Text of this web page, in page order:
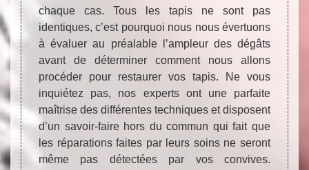
chaque cas. Tous les tapis ne sont pas
identiques, c’est pourquoi nous nous évertuons
à évaluer au préalable l’ampleur des dégâts
avant de déterminer comment nous allons
procéder pour restaurer vos tapis. Ne vous
inquiétez pas, nos experts ont une parfaite
maîtrise des différentes techniques et disposent
d’un savoir-faire hors du commun qui fait que
les réparations faites par leurs soins ne seront
même pas détectées par vos convives.